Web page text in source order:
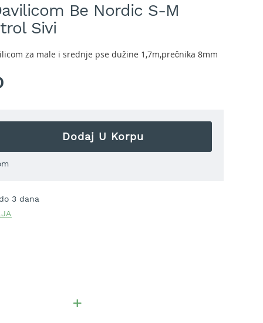
Be Nordic S-M
Sivi
za male i srednje pse dužine 1,7m,prečnika 8mm
Dodaj U Korpu
3 dana